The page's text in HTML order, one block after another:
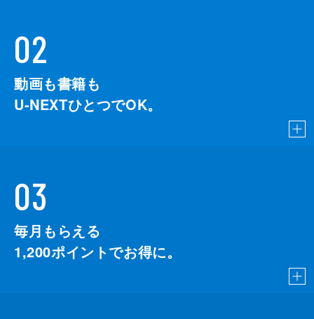
02
動画も書籍も
U-NEXTひとつでOK。
03
毎月もらえる
1,200ポイントでお得に。